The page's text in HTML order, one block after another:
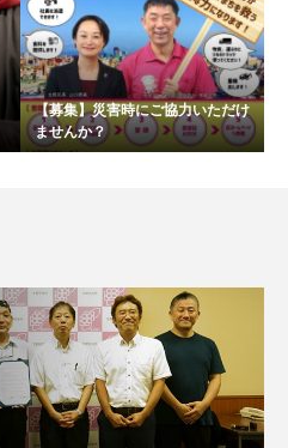
【募集】災害時にご協力いただけ
ませんか？